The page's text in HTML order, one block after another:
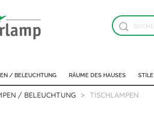
/ BELEUCHTUNG RÄUME DES HAUSES STILE
/ BELEUCHTUNG TISCHLAMPEN